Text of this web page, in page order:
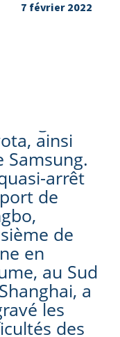
7 février 2022
ainsi
Samsung.
arrêt
de
de
en
au Sud
a
les
des